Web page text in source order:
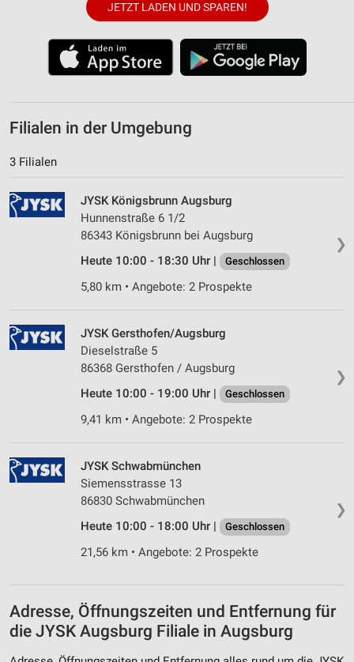
JETZT LADEN UND SPAREN!
Filialen in der Umgebung
3 Filialen
❯
JYSK Königsbrunn Augsburg
Hunnenstraße 6 1/2
86343 Königsbrunn bei Augsburg
Heute 10:00 - 18:30 Uhr |
Geschlossen
5,80 km • Angebote: 2 Prospekte
❯
JYSK Gersthofen/Augsburg
Dieselstraße 5
86368 Gersthofen / Augsburg
Heute 10:00 - 19:00 Uhr |
Geschlossen
9,41 km • Angebote: 2 Prospekte
❯
JYSK Schwabmünchen
Siemensstrasse 13
86830 Schwabmünchen
Heute 10:00 - 18:00 Uhr |
Geschlossen
21,56 km • Angebote: 2 Prospekte
Adresse, Öffnungszeiten und Entfernung für
die JYSK Augsburg Filiale in Augsburg